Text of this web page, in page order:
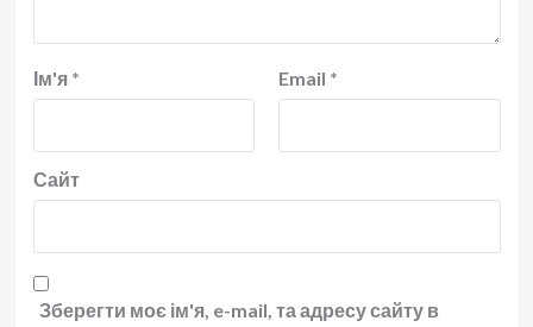
Ім'я * Email *
Сайт
Зберегти моє ім'я, e-mail, та адресу сайту в